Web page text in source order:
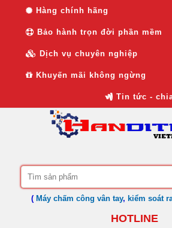
Hàng chính hãng
Bảo hành trọn đời phần mềm
Dịch vụ chuyên nghiệp
Khuyến mãi không ngừng
Tin tức -
( Máy chấm công vân tay, kiểm soát
HOTLINE